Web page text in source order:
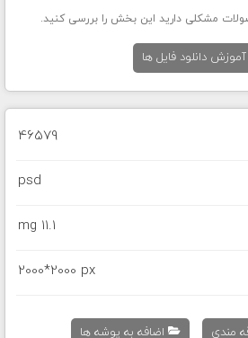
مشکلی دارید این بخش را بررسی کنید.
آموزش دانلود فایل ها
46579
psd
11.1 mg
2000*2000 px
مندی اضافه به پوشه ها